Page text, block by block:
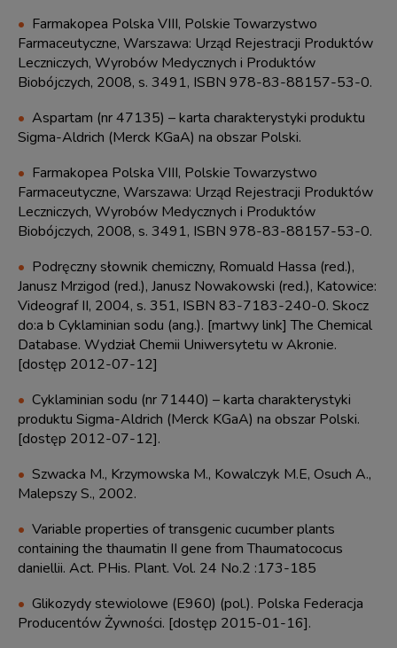
Farmakopea Polska VIII, Polskie Towarzystwo
Farmaceutyczne, Warszawa: Urząd Rejestracji Produktów
Leczniczych, Wyrobów Medycznych i Produktów
Biobójczych, 2008, s. 3491, ISBN 978-83-88157-53-0.
Aspartam (nr 47135) – karta charakterystyki produktu
Sigma-Aldrich (Merck KGaA) na obszar Polski.
Farmakopea Polska VIII, Polskie Towarzystwo
Farmaceutyczne, Warszawa: Urząd Rejestracji Produktów
Leczniczych, Wyrobów Medycznych i Produktów
Biobójczych, 2008, s. 3491, ISBN 978-83-88157-53-0.
Podręczny słownik chemiczny, Romuald Hassa (red.),
Janusz Mrzigod (red.), Janusz Nowakowski (red.), Katowice:
Videograf II, 2004, s. 351, ISBN 83-7183-240-0. Skocz
do:a b Cyklaminian sodu (ang.). [martwy link] The Chemical
Database. Wydział Chemii Uniwersytetu w Akronie.
[dostęp 2012-07-12]
Cyklaminian sodu (nr 71440) – karta charakterystyki
produktu Sigma-Aldrich (Merck KGaA) na obszar Polski.
[dostęp 2012-07-12].
Szwacka M., Krzymowska M., Kowalczyk M.E, Osuch A.,
Malepszy S., 2002.
Variable properties of transgenic cucumber plants
containing the thaumatin II gene from Thaumatococus
daniellii. Act. PHis. Plant. Vol. 24 No.2 :173-185
Glikozydy stewiolowe (E960) (pol.). Polska Federacja
Producentów Żywności. [dostęp 2015-01-16].